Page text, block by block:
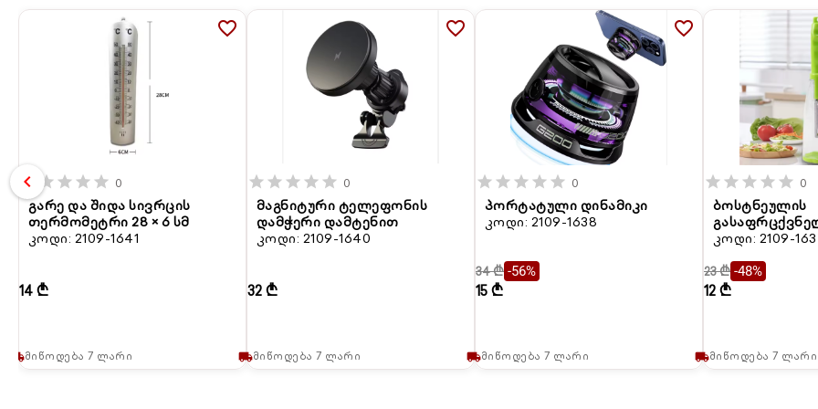
chevron_left
star star star star star 0
გარე და შიდა სივრცის
თერმომეტრი 28 × 6 სმ
კოდი: 2109-1641
local_shippingმიწოდება 7 ლარი
14 ₾
favorite_border
star star star star star 0
მაგნიტური ტელეფონის
დამჭერი დამტენით
კოდი: 2109-1640
local_shippingმიწოდება 7 ლარი
32 ₾
favorite_border
star star star star star 0
პორტატული დინამიკი
კოდი: 2109-1638
local_shippingმიწოდება 7 ლარი
34 ₾ -56%
15 ₾
favorite_border
star star star star star 0
ბოსტნეულის
კოდი: 2109-
local_shippingმიწოდება 7 ლარი
23 ₾ -48%
12 ₾